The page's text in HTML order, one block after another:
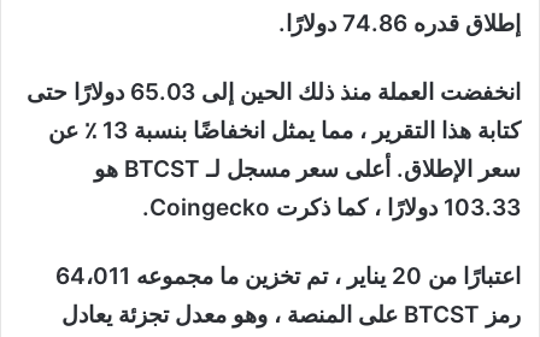
إطلاق قدره 74.86 دولارًا.
انخفضت العملة منذ ذلك الحين إلى 65.03 دولارًا حتى
كتابة هذا التقرير ، مما يمثل انخفاضًا بنسبة 13 ٪ عن
سعر الإطلاق. أعلى سعر مسجل لـ BTCST هو
103.33 دولارًا ، كما ذكرت Coingecko.
اعتبارًا من 20 يناير ، تم تخزين ما مجموعه 64،011
رمز BTCST على المنصة ، وهو معدل تجزئة يعادل